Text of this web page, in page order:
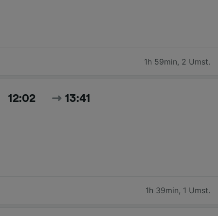
1h 59min, 2 Umst.
12:02 13:41
1h 39min, 1 Umst.